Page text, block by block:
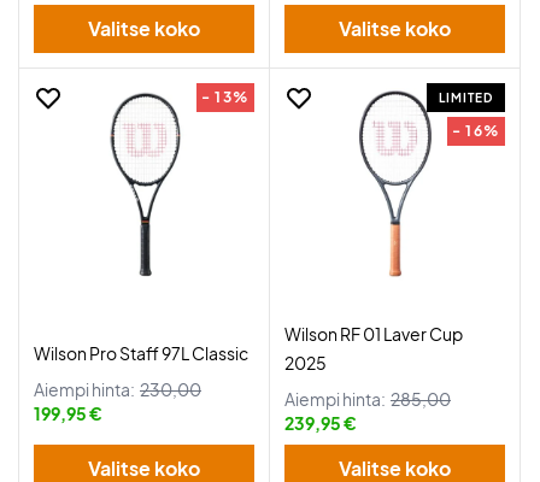
Valitse koko Valitse koko
- 13%
Wilson Pro Staff 97L Classic
Aiempi hinta: 230,00
199,95 €
Valitse koko
LIMITED
- 16%
Wilson RF 01 Laver Cup
2025
Aiempi hinta: 285,00
239,95 €
Valitse koko